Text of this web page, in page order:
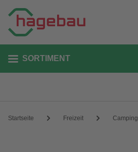
SORTIMENT
Startseite Freizeit Camping